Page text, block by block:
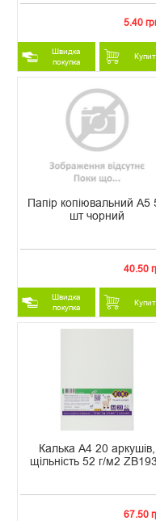
5.40
Швидка
покупка
Папір копіювальний А5
шт чорний
40.50
Швидка
покупка
Калька А4 20 аркушів,
щільність 52 г/м2
67.50